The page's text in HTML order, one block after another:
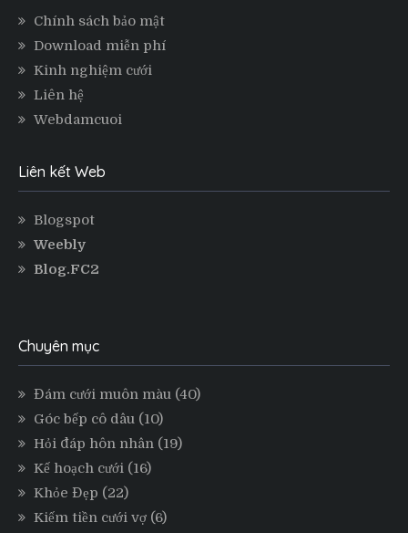
Chính sách bảo mật
Download miễn phí
Kinh nghiệm cưới
Liên hệ
Webdamcuoi
Liên kết Web
Blogspot
Weebly
Blog.FC2
Chuyên mục
Đám cưới muôn màu (40)
Góc bếp cô dâu (10)
Hỏi đáp hôn nhân (19)
Kế hoạch cưới (16)
Khỏe Đẹp (22)
Kiếm tiền cưới vợ (6)